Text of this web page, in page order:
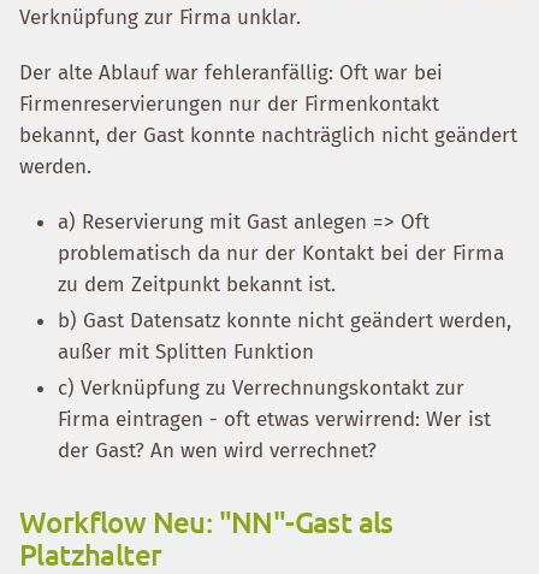
Verknüpfung zur Firma unklar.
Der alte Ablauf war fehleranfällig: Oft war bei
Firmenreservierungen nur der Firmenkontakt
bekannt, der Gast konnte nachträglich nicht geändert
werden.
a) Reservierung mit Gast anlegen => Oft
problematisch da nur der Kontakt bei der Firma
zu dem Zeitpunkt bekannt ist.
b) Gast Datensatz konnte nicht geändert werden,
außer mit Splitten Funktion
c) Verknüpfung zu Verrechnungskontakt zur
Firma eintragen - oft etwas verwirrend: Wer ist
der Gast? An wen wird verrechnet?
Workflow Neu: "NN"-Gast als
Platzhalter